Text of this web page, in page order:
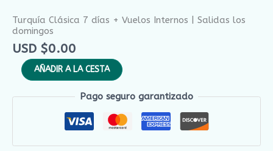
Turquía Clásica 7 días + Vuelos Internos | Salidas los
domingos
USD $0.00
AÑADIR A LA CESTA
Pago seguro garantizado